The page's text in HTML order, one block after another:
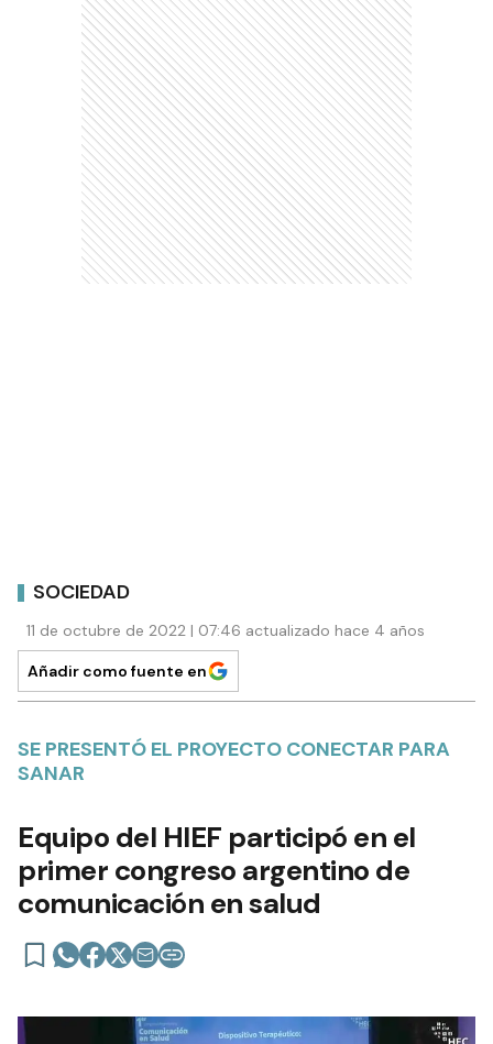
SOCIEDAD
11 de octubre de 2022 | 07:46 actualizado hace 4 años
Añadir como fuente en
SE PRESENTÓ EL PROYECTO CONECTAR PARA
SANAR
Equipo del HIEF participó en el
primer congreso argentino de
comunicación en salud